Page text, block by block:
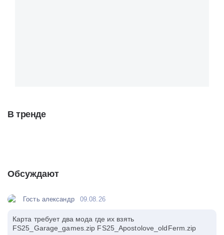
В тренде
Обсуждают
Гость александр 09.08.26
Карта требует два мода где их взять
FS25_Garage_games.zip FS25_Apostolove_oldFerm.zip